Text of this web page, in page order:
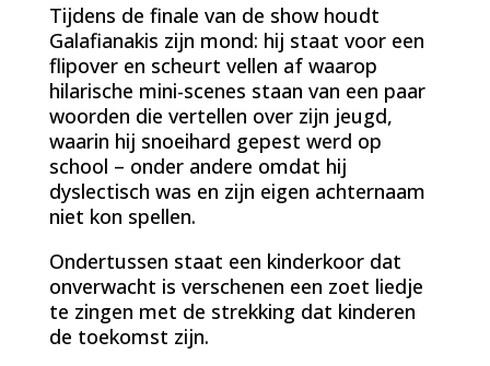
Tijdens de finale van de show houdt
Galafianakis zijn mond: hij staat voor een
flipover en scheurt vellen af waarop
hilarische mini-scenes staan van een paar
woorden die vertellen over zijn jeugd,
waarin hij snoeihard gepest werd op
school – onder andere omdat hij
dyslectisch was en zijn eigen achternaam
niet kon spellen.
Ondertussen staat een kinderkoor dat
onverwacht is verschenen een zoet liedje
te zingen met de strekking dat kinderen
de toekomst zijn.